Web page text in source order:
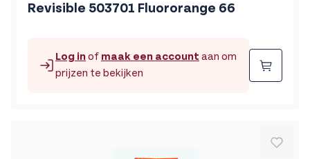
Revisible 503701 Fluororange 66
Log inof maak een account aan om
prijzen te bekijken